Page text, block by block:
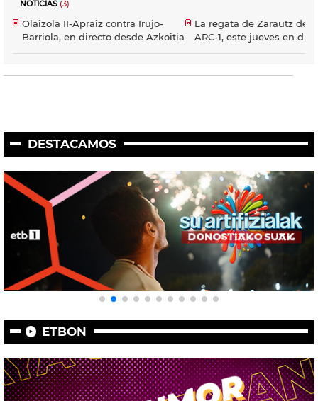
NOTICIAS (3)
Olaizola II-Apraiz contra Irujo-
Barriola, en directo desde Azkoitia
La regata de Zarautz de
ARC-1, este jueves en
DESTACAMOS
ETBON